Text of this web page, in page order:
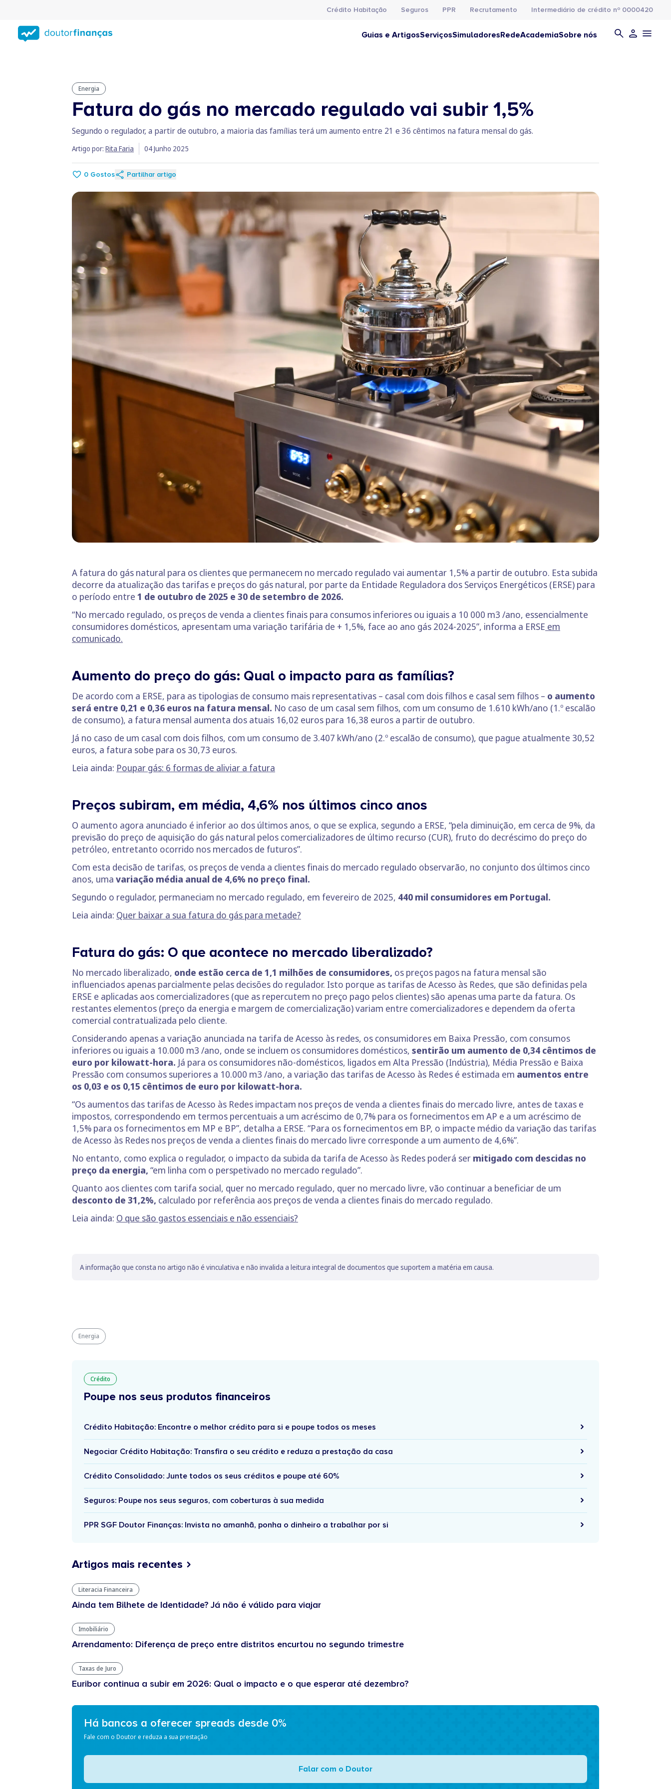
conteúdo
principal
Crédito Habitação Seguros PPR Recrutamento Intermediário de crédito nº 0000420
Guias e ArtigosServiçosSimuladoresRedeAcademiaSobre nós
Energia
Fatura do gás no mercado regulado vai subir 1,5%
Segundo o regulador, a partir de outubro, a maioria das famílias terá um aumento entre 21 e 36 cêntimos na fatura mensal do gás.
Artigo por: Rita Faria 04 Junho 2025
0 Gostos Partilhar artigo
A fatura do gás natural para os clientes que permanecem no mercado regulado vai aumentar 1,5% a partir de outubro. Esta subida
decorre da atualização das tarifas e preços do gás natural, por parte da Entidade Reguladora dos Serviços Energéticos (ERSE) para
o período entre 1 de outubro de 2025 e 30 de setembro de 2026.
“No mercado regulado, os preços de venda a clientes finais para consumos inferiores ou iguais a 10 000 m3 /ano, essencialmente
consumidores domésticos, apresentam uma variação tarifária de + 1,5%, face ao ano gás 2024-2025”, informa a ERSE em
comunicado.
Aumento do preço do gás: Qual o impacto para as famílias?
De acordo com a ERSE, para as tipologias de consumo mais representativas – casal com dois filhos e casal sem filhos – o aumento
será entre 0,21 e 0,36 euros na fatura mensal. No caso de um casal sem filhos, com um consumo de 1.610 kWh/ano (1.º escalão
de consumo), a fatura mensal aumenta dos atuais 16,02 euros para 16,38 euros a partir de outubro.
Já no caso de um casal com dois filhos, com um consumo de 3.407 kWh/ano (2.º escalão de consumo), que pague atualmente 30,52
euros, a fatura sobe para os 30,73 euros.
Leia ainda: Poupar gás: 6 formas de aliviar a fatura
Preços subiram, em média, 4,6% nos últimos cinco anos
O aumento agora anunciado é inferior ao dos últimos anos, o que se explica, segundo a ERSE, “pela diminuição, em cerca de 9%, da
previsão do preço de aquisição do gás natural pelos comercializadores de último recurso (CUR), fruto do decréscimo do preço do
petróleo, entretanto ocorrido nos mercados de futuros”.
Com esta decisão de tarifas, os preços de venda a clientes finais do mercado regulado observarão, no conjunto dos últimos cinco
anos, uma variação média anual de 4,6% no preço final.
Segundo o regulador, permaneciam no mercado regulado, em fevereiro de 2025, 440 mil consumidores em Portugal.
Leia ainda: Quer baixar a sua fatura do gás para metade?
Fatura do gás: O que acontece no mercado liberalizado?
No mercado liberalizado, onde estão cerca de 1,1 milhões de consumidores, os preços pagos na fatura mensal são
influenciados apenas parcialmente pelas decisões do regulador. Isto porque as tarifas de Acesso às Redes, que são definidas pela
ERSE e aplicadas aos comercializadores (que as repercutem no preço pago pelos clientes) são apenas uma parte da fatura. Os
restantes elementos (preço da energia e margem de comercialização) variam entre comercializadores e dependem da oferta
comercial contratualizada pelo cliente.
Considerando apenas a variação anunciada na tarifa de Acesso às redes, os consumidores em Baixa Pressão, com consumos
inferiores ou iguais a 10.000 m3 /ano, onde se incluem os consumidores domésticos, sentirão um aumento de 0,34 cêntimos de
euro por kilowatt-hora. Já para os consumidores não-domésticos, ligados em Alta Pressão (Indústria), Média Pressão e Baixa
Pressão com consumos superiores a 10.000 m3 /ano, a variação das tarifas de Acesso às Redes é estimada em aumentos entre
os 0,03 e os 0,15 cêntimos de euro por kilowatt-hora.
“Os aumentos das tarifas de Acesso às Redes impactam nos preços de venda a clientes finais do mercado livre, antes de taxas e
impostos, correspondendo em termos percentuais a um acréscimo de 0,7% para os fornecimentos em AP e a um acréscimo de
1,5% para os fornecimentos em MP e BP”, detalha a ERSE. “Para os fornecimentos em BP, o impacte médio da variação das tarifas
de Acesso às Redes nos preços de venda a clientes finais do mercado livre corresponde a um aumento de 4,6%”.
No entanto, como explica o regulador, o impacto da subida da tarifa de Acesso às Redes poderá ser mitigado com descidas no
preço da energia, “em linha com o perspetivado no mercado regulado”.
Quanto aos clientes com tarifa social, quer no mercado regulado, quer no mercado livre, vão continuar a beneficiar de um
desconto de 31,2%, calculado por referência aos preços de venda a clientes finais do mercado regulado.
Leia ainda: O que são gastos essenciais e não essenciais?
A informação que consta no artigo não é vinculativa e não invalida a leitura integral de documentos que suportem a matéria em causa.
Energia
Crédito
Poupe nos seus produtos financeiros
Crédito Habitação: Encontre o melhor crédito para si e poupe todos os meses
Negociar Crédito Habitação: Transfira o seu crédito e reduza a prestação da casa
Crédito Consolidado: Junte todos os seus créditos e poupe até 60%
Seguros: Poupe nos seus seguros, com coberturas à sua medida
PPR SGF Doutor Finanças: Invista no amanhã, ponha o dinheiro a trabalhar por si
Artigos mais recentes
Literacia Financeira
Ainda tem Bilhete de Identidade? Já não é válido para viajar
Imobiliário
Arrendamento: Diferença de preço entre distritos encurtou no segundo trimestre
Taxas de Juro
Euribor continua a subir em 2026: Qual o impacto e o que esperar até dezembro?
Há bancos a oferecer spreads desde 0%
Fale com o Doutor e reduza a sua prestação
Falar com o Doutor